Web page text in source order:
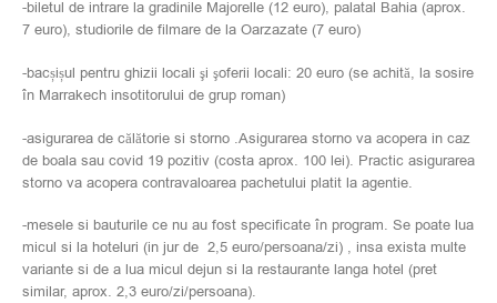
-biletul de intrare la gradinile Majorelle (12 euro), palatal Bahia (aprox.
7 euro), studiorile de filmare de la Oarzazate (7 euro)
-bacșișul pentru ghizii locali şi şoferii locali: 20 euro (se achită, la sosire
în Marrakech insotitorului de grup roman)
-asigurarea de călătorie si storno .Asigurarea storno va acopera in caz
de boala sau covid 19 pozitiv (costa aprox. 100 lei). Practic asigurarea
storno va acopera contravaloarea pachetului platit la agentie.
-mesele si bauturile ce nu au fost specificate în program. Se poate lua
micul si la hoteluri (in jur de 2,5 euro/persoana/zi) , insa exista multe
variante si de a lua micul dejun si la restaurante langa hotel (pret
similar, aprox. 2,3 euro/zi/persoana).